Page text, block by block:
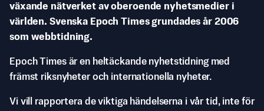
växande nätverket av oberoende nyhetsmedier i
världen. Svenska Epoch Times grundades år 2006
som webbtidning.
Epoch Times är en heltäckande nyhetstidning med
främst riksnyheter och internationella nyheter.
Vi vill rapportera de viktiga händelserna i vår tid, inte för